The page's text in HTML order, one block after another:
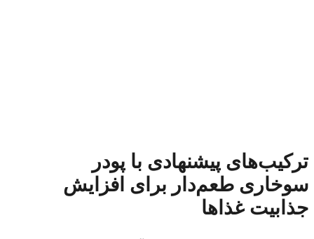
ترکیب‌های پیشنهادی با پودر
سوخاری طعم‌دار برای افزایش
جذابیت غذاها